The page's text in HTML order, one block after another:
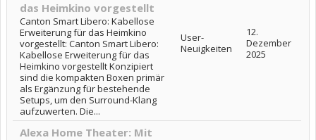
das Heimkino vorgestellt
Canton Smart Libero: Kabellose
Erweiterung für das Heimkino
vorgestellt: Canton Smart Libero:
Kabellose Erweiterung für das
Heimkino vorgestellt Konzipiert
sind die kompakten Boxen primär
als Ergänzung für bestehende
Setups, um den Surround-Klang
aufzuwerten. Die...
User-
Neuigkeiten
12.
Dezember
2025
Alexa Home Theater: Mit